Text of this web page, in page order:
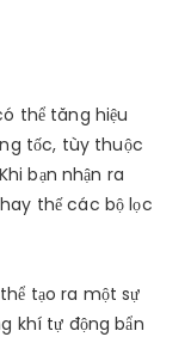
thể tăng hiệu
tốc, tùy thuộc
bạn nhận ra
thế các bộ lọc
tạo ra một sự
khí tự động bẩn